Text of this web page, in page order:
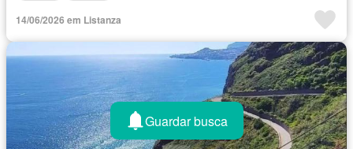
14/06/2026 em Listanza
Guardar busca